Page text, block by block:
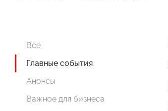
Все
Главные события
Анонсы
Важное для бизнеса